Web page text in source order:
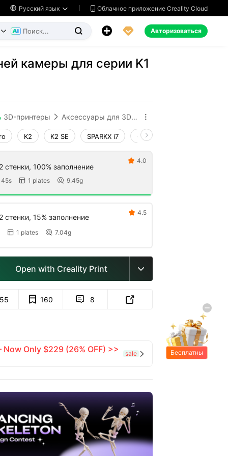
 Русский язык   Облачное приложение Creality Cloud
    Авторизоваться
камеры для серии K1
3D-принтеры  Аксессуары для 3D-принтеров 
K2 K2 SE SPARKX i7 Creality Hi
100% заполнение
45s  1 plates  9.45g
 4.0
15% заполнение
 1 plates  7.04g
 4.5
Open with Creality Print 
160  8 
Now Only $229 (26% OFF) >> sale 
Бесплатны